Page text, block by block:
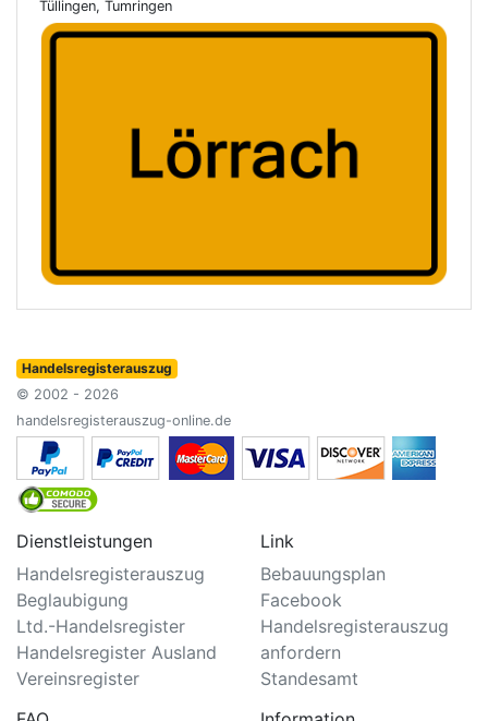
Tüllingen, Tumringen
Handelsregisterauszug
© 2002 - 2026
handelsregisterauszug-online.de
Dienstleistungen
Handelsregisterauszug
Beglaubigung
Ltd.-Handelsregister
Handelsregister Ausland
Vereinsregister
Link
Bebauungsplan
Facebook
Handelsregisterauszug
anfordern
Standesamt